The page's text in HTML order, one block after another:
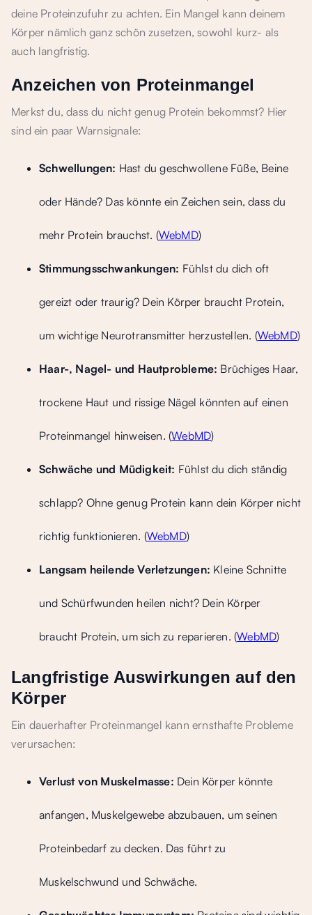
deine Proteinzufuhr zu achten. Ein Mangel kann deinem
Körper nämlich ganz schön zusetzen, sowohl kurz- als
auch langfristig.
Anzeichen von Proteinmangel
Merkst du, dass du nicht genug Protein bekommst? Hier
sind ein paar Warnsignale:
Schwellungen: Hast du geschwollene Füße, Beine
oder Hände? Das könnte ein Zeichen sein, dass du
mehr Protein brauchst. (WebMD)
Stimmungsschwankungen: Fühlst du dich oft
gereizt oder traurig? Dein Körper braucht Protein,
um wichtige Neurotransmitter herzustellen. (WebMD)
Haar-, Nagel- und Hautprobleme: Brüchiges Haar,
trockene Haut und rissige Nägel könnten auf einen
Proteinmangel hinweisen. (WebMD)
Schwäche und Müdigkeit: Fühlst du dich ständig
schlapp? Ohne genug Protein kann dein Körper nicht
richtig funktionieren. (WebMD)
Langsam heilende Verletzungen: Kleine Schnitte
und Schürfwunden heilen nicht? Dein Körper
braucht Protein, um sich zu reparieren. (WebMD)
Langfristige Auswirkungen auf den
Körper
Ein dauerhafter Proteinmangel kann ernsthafte Probleme
verursachen:
Verlust von Muskelmasse: Dein Körper könnte
anfangen, Muskelgewebe abzubauen, um seinen
Proteinbedarf zu decken. Das führt zu
Muskelschwund und Schwäche.